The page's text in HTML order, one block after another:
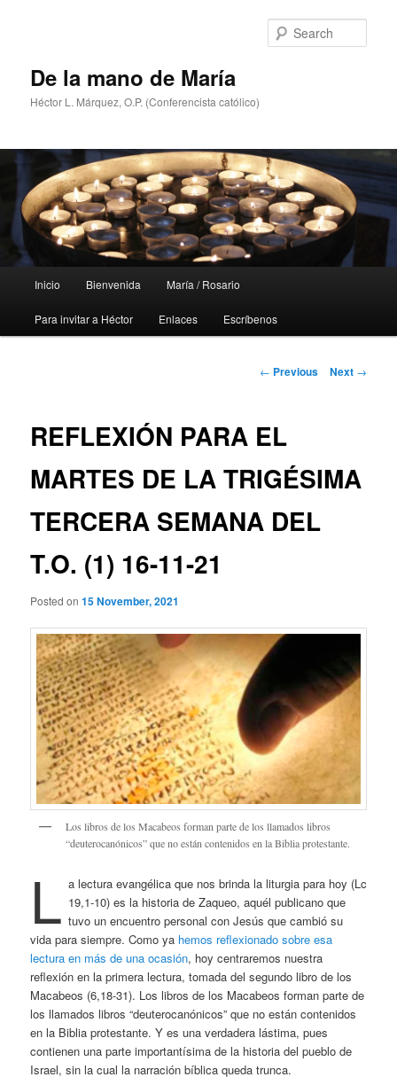
De la mano de María
Héctor L. Márquez, O.P. (Conferencista católico)
Inicio Bienvenida María / Rosario
Para invitar a Héctor Enlaces Escríbenos
Post
← Previous Next →
REFLEXIÓN PARA EL
MARTES DE LA TRIGÉSIMA
TERCERA SEMANA DEL
T.O. (1) 16-11-21
Posted on15 November, 2021
Los libros de los Macabeos forman parte de los llamados libros
“deuterocanónicos” que no están contenidos en la Biblia protestante.
L a lectura evangélica que nos brinda la liturgia para hoy (Lc
19,1-10) es la historia de Zaqueo, aquél publicano que
tuvo un encuentro personal con Jesús que cambió su
vida para siempre. Como ya hemos reflexionado sobre esa
lectura en más de una ocasión, hoy centraremos nuestra
reflexión en la primera lectura, tomada del segundo libro de los
Macabeos (6,18-31). Los libros de los Macabeos forman parte de
los llamados libros “deuterocanónicos” que no están contenidos
en la Biblia protestante. Y es una verdadera lástima, pues
contienen una parte importantísima de la historia del pueblo de
Israel, sin la cual la narración bíblica queda trunca.